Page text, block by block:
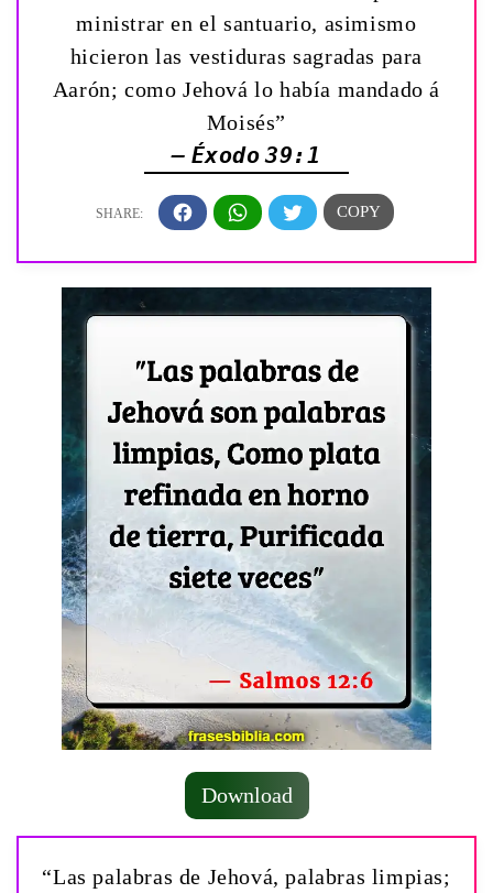
ministrar en el santuario, asimismo
hicieron las vestiduras sagradas para
Aarón; como Jehová lo había mandado á
Moisés”
— Éxodo 39:1
Download
“Las palabras de Jehová, palabras limpias;